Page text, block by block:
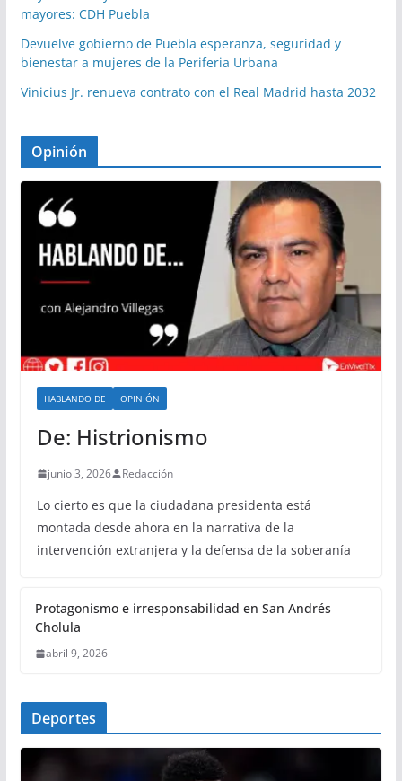
mayores: CDH Puebla
Devuelve gobierno de Puebla esperanza, seguridad y
bienestar a mujeres de la Periferia Urbana
Vinicius Jr. renueva contrato con el Real Madrid hasta 2032
Opinión
HABLANDO DE OPINIÓN
De: Histrionismo
junio 3, 2026 Redacción
Lo cierto es que la ciudadana presidenta está
montada desde ahora en la narrativa de la
intervención extranjera y la defensa de la soberanía
Protagonismo e irresponsabilidad en San Andrés
Cholula
abril 9, 2026
Deportes